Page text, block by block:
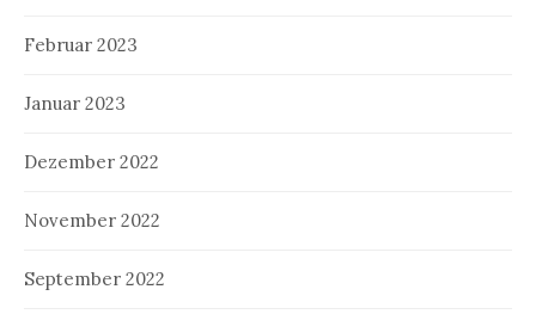
Februar 2023
Januar 2023
Dezember 2022
November 2022
September 2022